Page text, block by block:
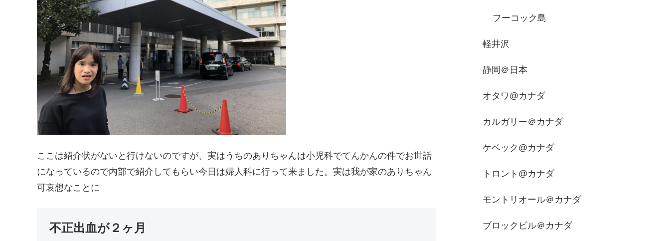
ここは紹介状がないと行けないのですが、実はうちのありちゃんは小児科でてんかんの件でお世話
になっているので内部で紹介してもらい今日は婦人科に行って来ました。実は我が家のありちゃん
可哀想なことに
不正出血が２ヶ月
フーコック島
軽井沢
静岡＠日本
オタワ@カナダ
カルガリー＠カナダ
ケベック@カナダ
トロント@カナダ
モントリオール＠カナダ
ブロックビル＠カナダ